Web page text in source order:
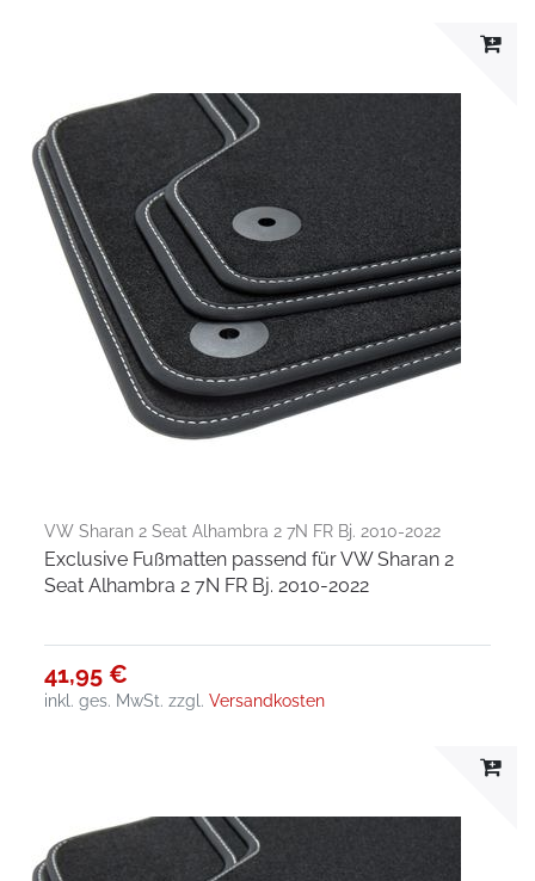
VW Sharan 2 Seat Alhambra 2 7N FR Bj. 2010-2022
Exclusive Fußmatten passend für VW Sharan 2
Seat Alhambra 2 7N FR Bj. 2010-2022
41,95 €
inkl. ges. MwSt. zzgl.Versandkosten